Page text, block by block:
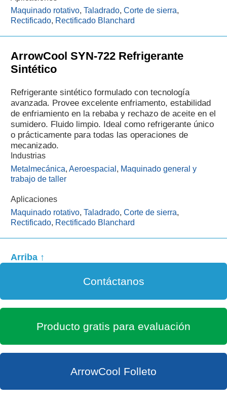
Maquinado rotativo, Taladrado, Corte de sierra,
Rectificado, Rectificado Blanchard
ArrowCool SYN-722 Refrigerante
Sintético
Refrigerante sintético formulado con tecnología
avanzada. Provee excelente enfriamento, estabilidad
de enfriamiento en la rebaba y rechazo de aceite en el
sumidero. Fluido limpio. Ideal como refrigerante único
o prácticamente para todas las operaciones de
mecanizado.
Industrias
Metalmecánica, Aeroespacial , Maquinado general y
trabajo de taller
Aplicaciones
Maquinado rotativo, Taladrado, Corte de sierra,
Rectificado, Rectificado Blanchard
Arriba ↑
Contáctanos
Producto gratis para evaluación
ArrowCool Folleto